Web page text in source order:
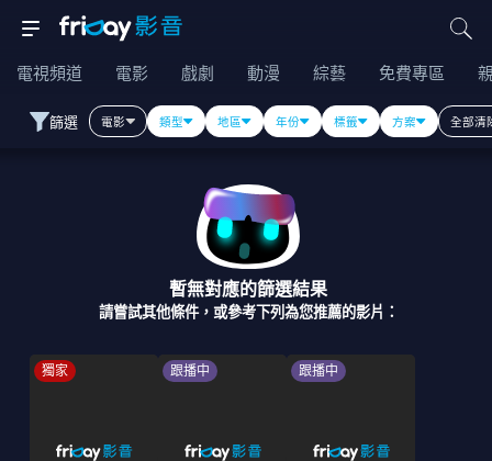
電視頻道 電影 戲劇 動漫 綜藝 免費專區
篩選 電影 類型 地區 年份 標籤 方案 全部清
暫無對應的篩選結果
請嘗試其他條件，或參考下列為您推薦的影片：
獨家 跟播中 跟播中